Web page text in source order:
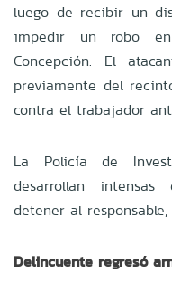
luego de recibir un
impedir un robo
Concepción. El
previamente del
contra el trabajador
La Policía de
desarrollan
detener al
Delincuente regresó